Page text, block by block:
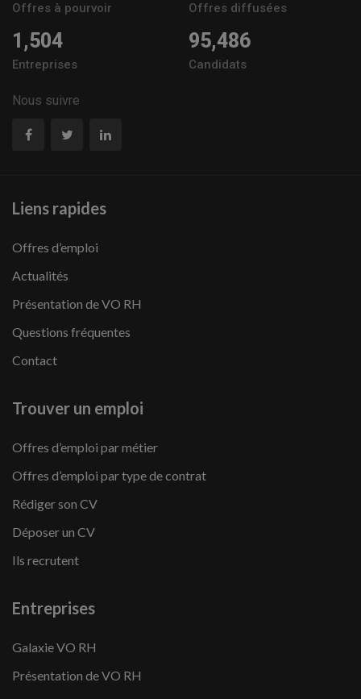
Offres à pourvoir Offres diffusées
1,504
Entreprises
95,486
Candidats
Nous suivre
Liens rapides
Offres d’emploi
Actualités
Présentation de VO RH
Questions fréquentes
Contact
Trouver un emploi
Offres d’emploi par métier
Offres d’emploi par type de contrat
Rédiger son CV
Déposer un CV
Ils recrutent
Entreprises
Galaxie VO RH
Présentation de VO RH